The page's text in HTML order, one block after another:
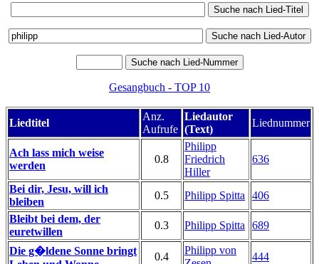
Gesangbuch - TOP 10
Liedtitel
Anz.
Aufrufe
Liedautor
(Text)
Liednummer
Ach lass mich weise
werden
0.8
Philipp
Friedrich
Hiller
636
Bei dir, Jesu, will ich
bleiben
0.5 Philipp Spitta 406
Bleibt bei dem, der
euretwillen
0.3 Philipp Spitta 689
Die g�ldene Sonne bringt
0.4
Philipp von
444